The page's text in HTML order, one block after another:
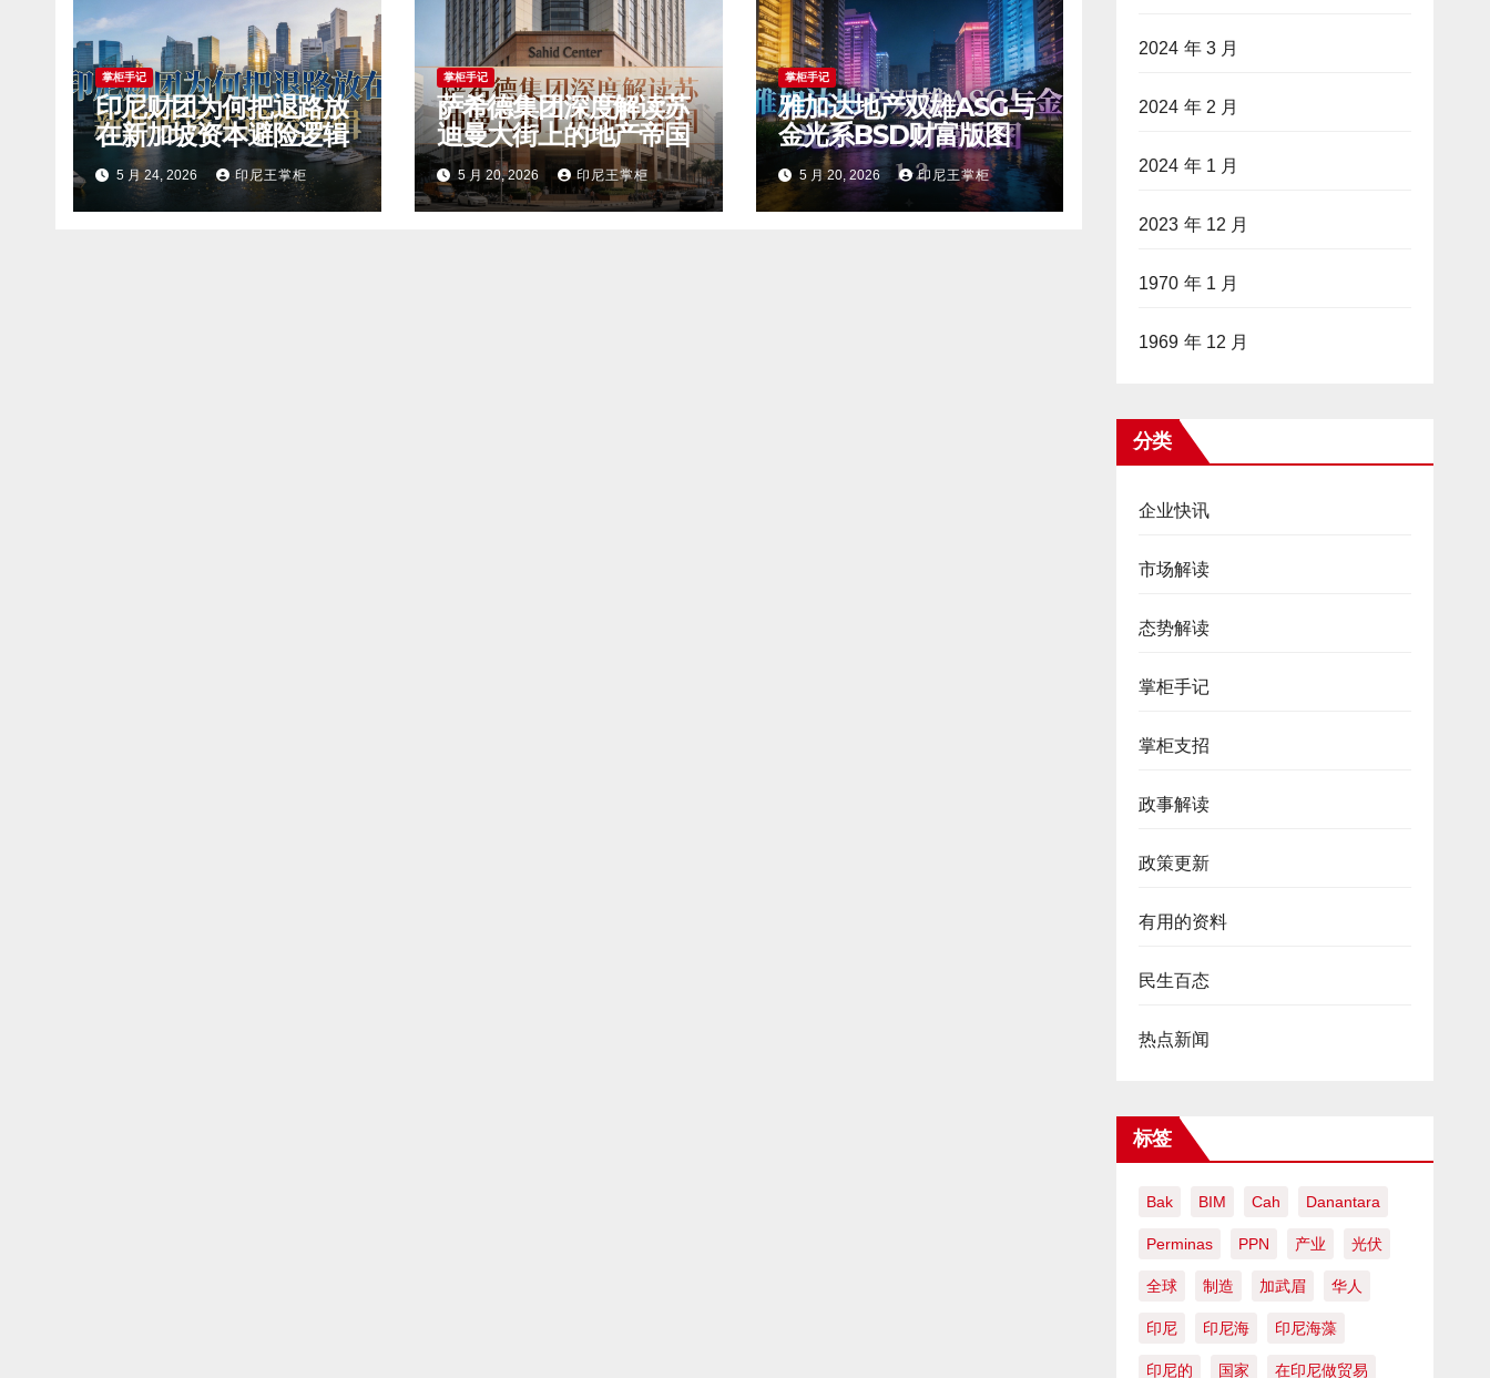
掌柜手记
印尼财团为何把退路放
在新加坡资本避险逻辑
5 月 24, 2026 印尼王掌柜
掌柜手记
萨希德集团深度解读苏
迪曼大街上的地产帝国
5 月 20, 2026 印尼王掌柜
掌柜手记
雅加达地产双雄ASG与
金光系BSD财富版图
5 月 20, 2026 印尼王掌柜
2024 年 3 月
2024 年 2 月
2024 年 1 月
2023 年 12 月
1970 年 1 月
1969 年 12 月
分类
企业快讯
市场解读
态势解读
掌柜手记
掌柜支招
政事解读
政策更新
有用的资料
民生百态
热点新闻
标签
Bak BIM Cah Danantara
Perminas PPN 产业 光伏
全球 制造 加武眉 华人
印尼 印尼海 印尼海藻
印尼的 国家 在印尼做贸易